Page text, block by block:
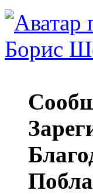
Борис